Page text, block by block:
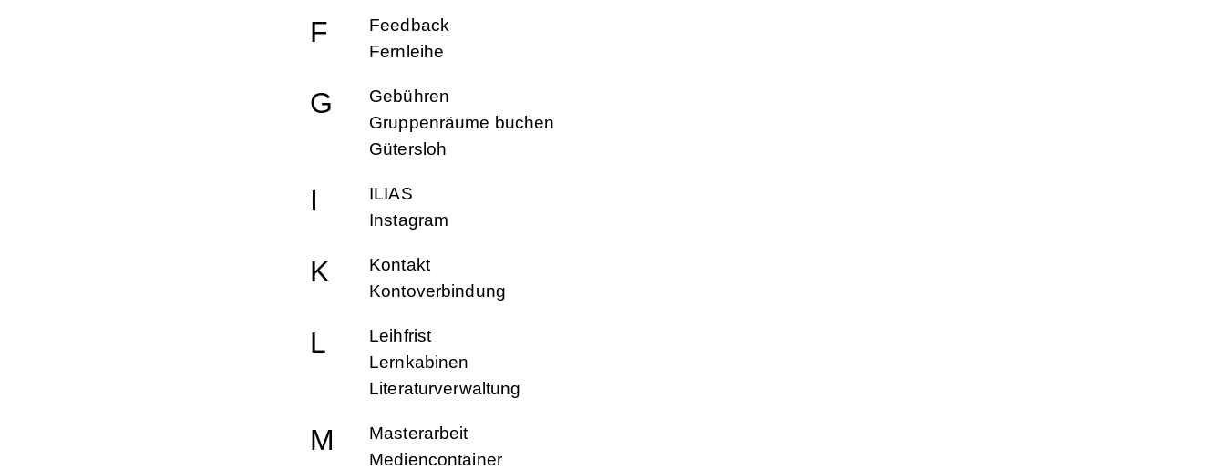
F
Feedback
Fernleihe
G
Gebühren
Gruppenräume buchen
Gütersloh
I
ILIAS
Instagram
K
Kontakt
Kontoverbindung
L
Leihfrist
Lernkabinen
Literaturverwaltung
M
Masterarbeit
Mediencontainer